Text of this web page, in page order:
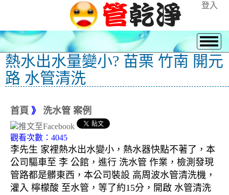
登入
熱水出水量變小? 苗栗 竹南 開元
路 水管清洗
首頁 》 洗水管 案例
觀看次數：4045
李先生 家裡熱水出水變小，熱水器快點不著了，本
公司驅車至 李 公館，進行 洗水管 作業，檢測發現
管路都是髒東西，本公司裝設 高周波水管清洗機，
灌入 檸檬酸 至水管，等了約15分，開啟 水管清洗